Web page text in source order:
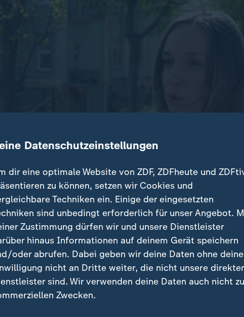
verhängte Internetsperre betrifft auch die besetzten
Menschen sind praktisch von der Außenwelt
Datenschutzeinstellungen
dir eine optimale Website von ZDF, ZDFheute und
zu können, setzen wir Cookies und
Techniken ein. Einige der eingesetzten
sind unbedingt erforderlich für unser Angebot.
Zustimmung dürfen wir und unsere Dienstleister
hinaus Informationen auf deinem Gerät speichern
oder abrufen. Dabei geben wir deine Daten ohne deine
nicht an Dritte weiter, die nicht unsere
sind. Wir verwenden deine Daten auch nicht zu
Zwecken.